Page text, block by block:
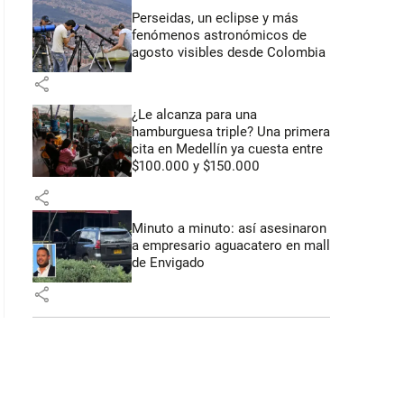
segundos
Perseidas, un eclipse y más
fenómenos astronómicos de
agosto visibles desde Colombia
share
¿Le alcanza para una
hamburguesa triple? Una primera
cita en Medellín ya cuesta entre
$100.000 y $150.000
share
Minuto a minuto: así asesinaron
a empresario aguacatero en mall
de Envigado
share